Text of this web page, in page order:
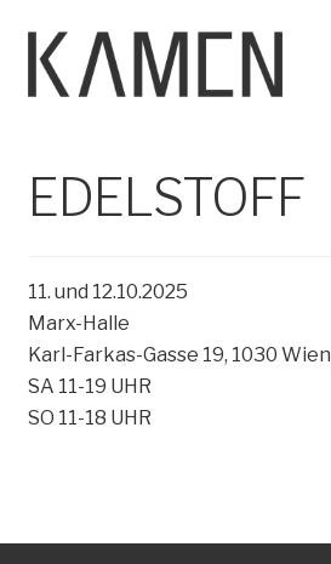
Zur
Navigation
Zum
Inhalt
Find Us
Collection
Contact
Start News EDELSTOFF
EDELSTOFF
11. und 12.10.2025
Marx-Halle
Karl-Farkas-Gasse 19, 1030 Wien
SA 11-19 UHR
SO 11-18 UHR